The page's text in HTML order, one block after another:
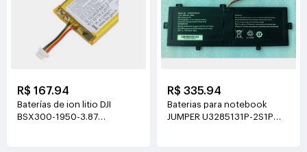
R$ 167.94
Baterías de ion litio DJI
BSX300-1950-3.87
R$ 335.94
Baterias para notebook
JUMPER U3285131P-2S1P